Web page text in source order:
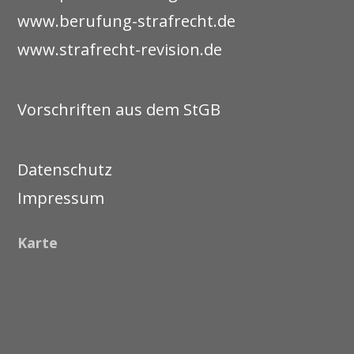
www.berufung-strafrecht.de
www.strafrecht-revision.de
Vorschriften aus dem StGB
Datenschutz
Impressum
Karte